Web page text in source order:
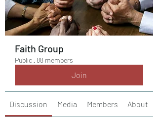
Faith Group
Public · 88 members
Join
Discussion Media Members About